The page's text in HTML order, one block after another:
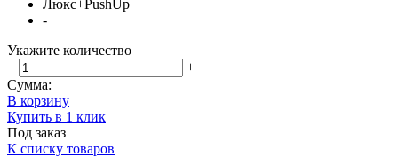
Люкс+PushUp
-
Укажите количество
−
+
Сумма:
В корзину
Купить в 1 клик
Под заказ
К списку товаров